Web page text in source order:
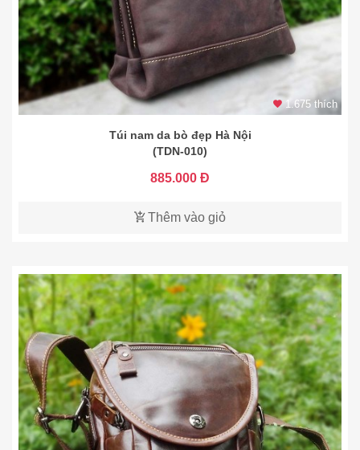
1.675 thích
Túi nam da bò đẹp Hà Nội
(TDN-010)
885.000 Đ
Thêm vào giỏ